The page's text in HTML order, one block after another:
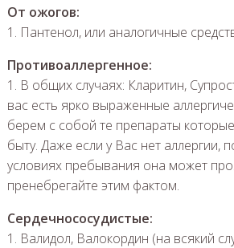
От ожогов:
1. Пантенол, или аналогичные
Противоаллергенное:
1. В общих случаях: Кларитин,
вас есть ярко выраженные
берем с собой те препараты
быту. Даже если у Вас нет аллергии,
условиях пребывания она может
пренебрегайте этим фактом.
Сердечнососудистые:
1. Валидол, Валокордин (на всякий